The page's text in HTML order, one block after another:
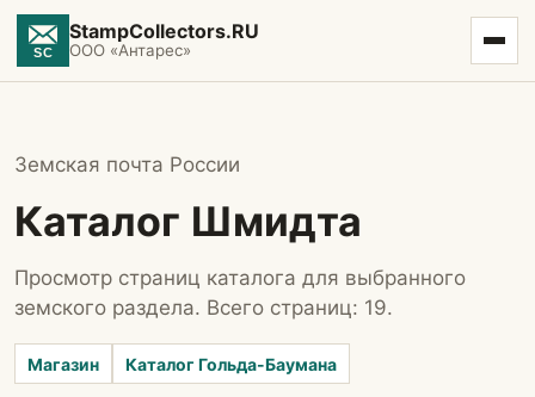
StampCollectors.RU
ООО «Антарес»
Земская почта России
Каталог Шмидта
Просмотр страниц каталога для выбранного
земского раздела. Всего страниц: 19.
Магазин Каталог Гольда-Баумана